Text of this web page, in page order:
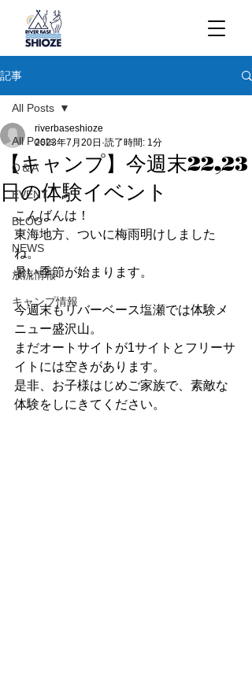
記事
All Posts
Q＆A
EVENT
BLOG
NEWS
放流情報
キャンプ情報
All Posts
【キャンプ】今週末22,23
日の体験イベント
riverbaseshioze
2023年7月20日 読了時間: 1分
こんばんは！
東海地方、ついに梅雨明けしました
ね。
暑い季節が始まります。
今週末もリバーベース塩瀬では体験メ
ニュー盛沢山。
まだオートサイトが1サイトとフリーサ
イトには空きがあります。
是非、お子様はじめご家族で、素敵な
体験をしにきてください。